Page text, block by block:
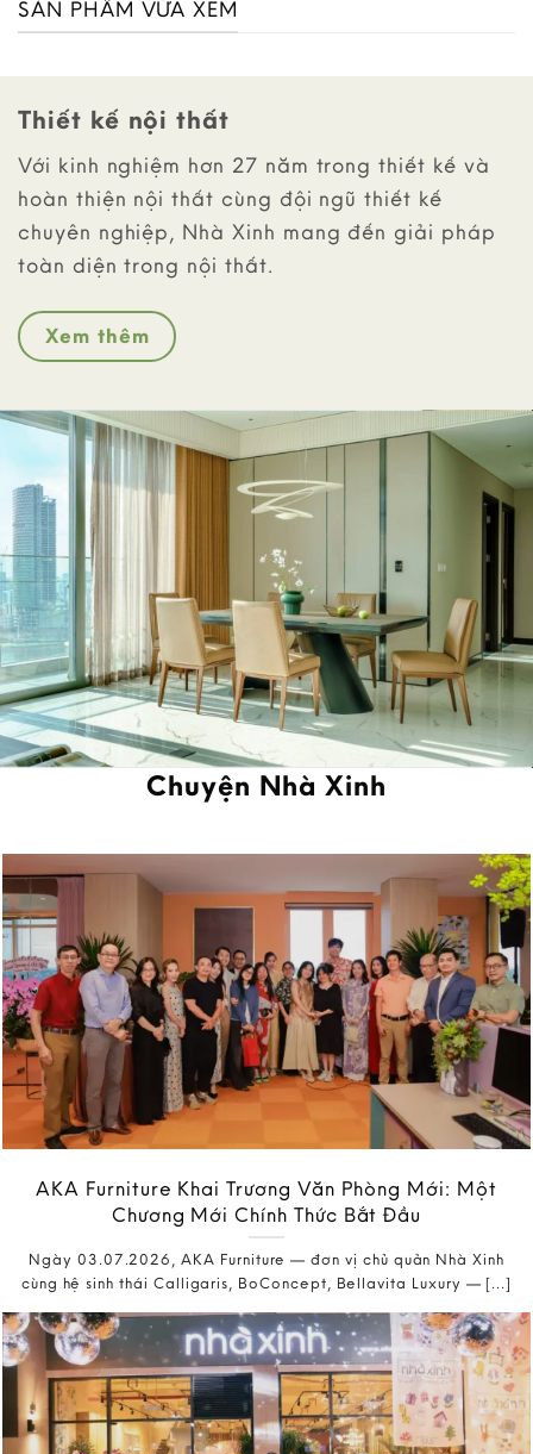
SẢN PHẨM VỪA XEM
Thiết kế nội thất
Với kinh nghiệm hơn 27 năm trong thiết kế và
hoàn thiện nội thất cùng đội ngũ thiết kế
chuyên nghiệp, Nhà Xinh mang đến giải pháp
toàn diện trong nội thất.
Xem thêm
Chuyện Nhà Xinh
AKA Furniture Khai Trương Văn Phòng Mới: Một
Chương Mới Chính Thức Bắt Đầu
Ngày 03.07.2026, AKA Furniture — đơn vị chủ quản Nhà Xinh
cùng hệ sinh thái Calligaris, BoConcept, Bellavita Luxury — [...]